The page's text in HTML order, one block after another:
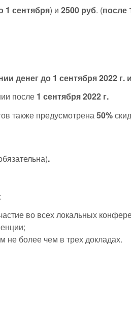
1 сентября) и 2500 руб. (после
денег до 1 сентября 2022 г. и
после 1 сентября 2022 г.
предусмотрена50%
.
во всех локальных
не более чем в трех докладах.